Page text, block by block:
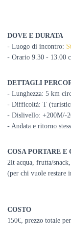
DOVE E DURATA
- Luogo di incontro:
- Orario 9.30 - 13.00
DETTAGLI
- Lunghezza: 5 km
- Difficoltà: T
- Dislivello: +200M/-
- Andata e ritorno
COSA PORTARE E
2lt acqua, frutta/
(per chi vuole restare
COSTO
150€, prezzo totale